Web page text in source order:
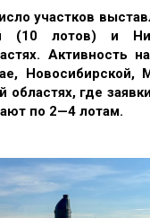
участков
(10 лотов) и
Активность
Новосибирской,
областях, где
по 2—4 лотам.